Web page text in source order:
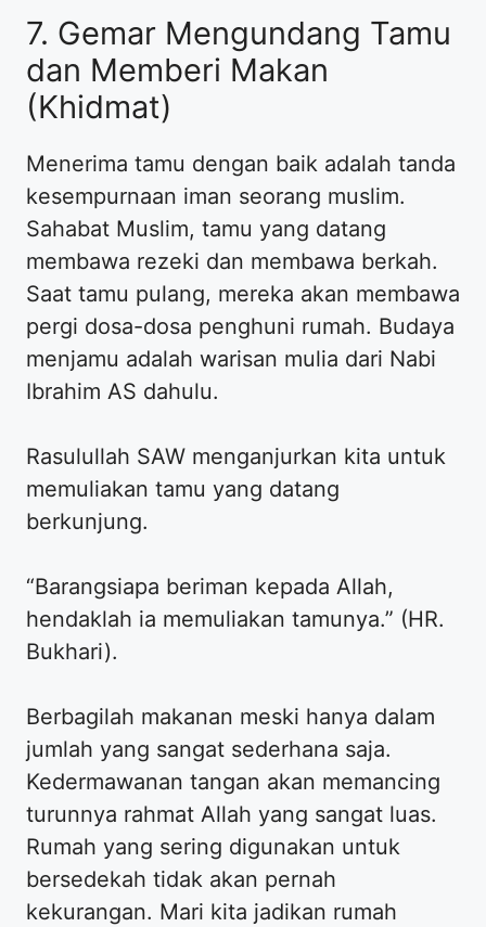
7. Gemar Mengundang Tamu
dan Memberi Makan
(Khidmat)
Menerima tamu dengan baik adalah tanda
kesempurnaan iman seorang muslim.
Sahabat Muslim, tamu yang datang
membawa rezeki dan membawa berkah.
Saat tamu pulang, mereka akan membawa
pergi dosa-dosa penghuni rumah. Budaya
menjamu adalah warisan mulia dari Nabi
Ibrahim AS dahulu.
Rasulullah SAW menganjurkan kita untuk
memuliakan tamu yang datang
berkunjung.
“Barangsiapa beriman kepada Allah,
hendaklah ia memuliakan tamunya.” (HR.
Bukhari).
Berbagilah makanan meski hanya dalam
jumlah yang sangat sederhana saja.
Kedermawanan tangan akan memancing
turunnya rahmat Allah yang sangat luas.
Rumah yang sering digunakan untuk
bersedekah tidak akan pernah
kekurangan. Mari kita jadikan rumah